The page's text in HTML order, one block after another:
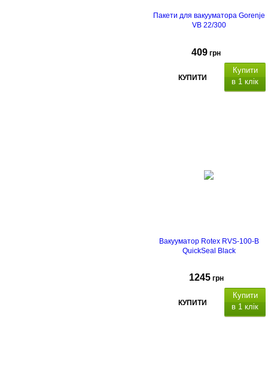
Пакети для вакууматора Gorenje
VB 22/300
409 грн
КУПИТИ
Купити
в 1 клік
Вакууматор Rotex RVS-100-B
QuickSeal Black
1245 грн
КУПИТИ
Купити
в 1 клік